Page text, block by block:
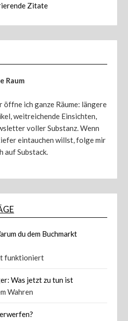
Zitate
Raum
öffne ich ganze Räume: längere
weitreichende Einsichten,
voller Substanz. Wenn
eintauchen willst, folge mir
auf Substack.
du dem Buchmarkt
funktioniert
Was jetzt zu tun ist
Wahren